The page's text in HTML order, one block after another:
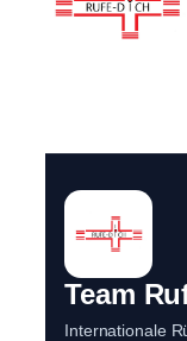
Team
Internationale